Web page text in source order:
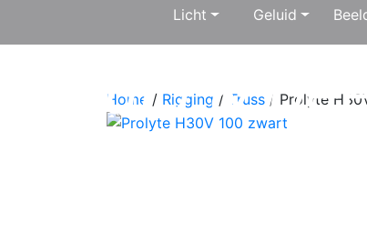
geluid &
Licht Geluid
Home / Rigging / Truss / Prolyte